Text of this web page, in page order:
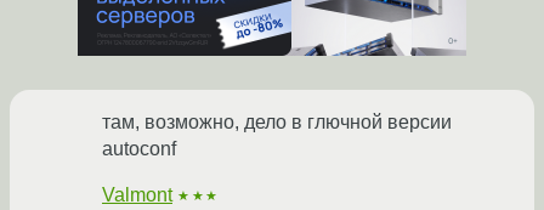
там, возможно, дело в глючной версии
autoconf
Valmont ★★★